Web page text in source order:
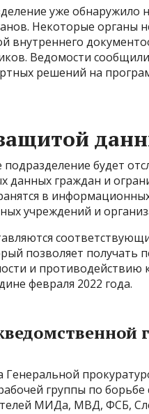
уже обнаружило
Некоторые органы
внутреннего
Ведомости
решений на
будет
данных граждан и
в
учреждений и
позволяет получать
и противодействию
февраля 2022 года.
Генеральной
группы по борьбе
МИДа, МВД, ФСБ,